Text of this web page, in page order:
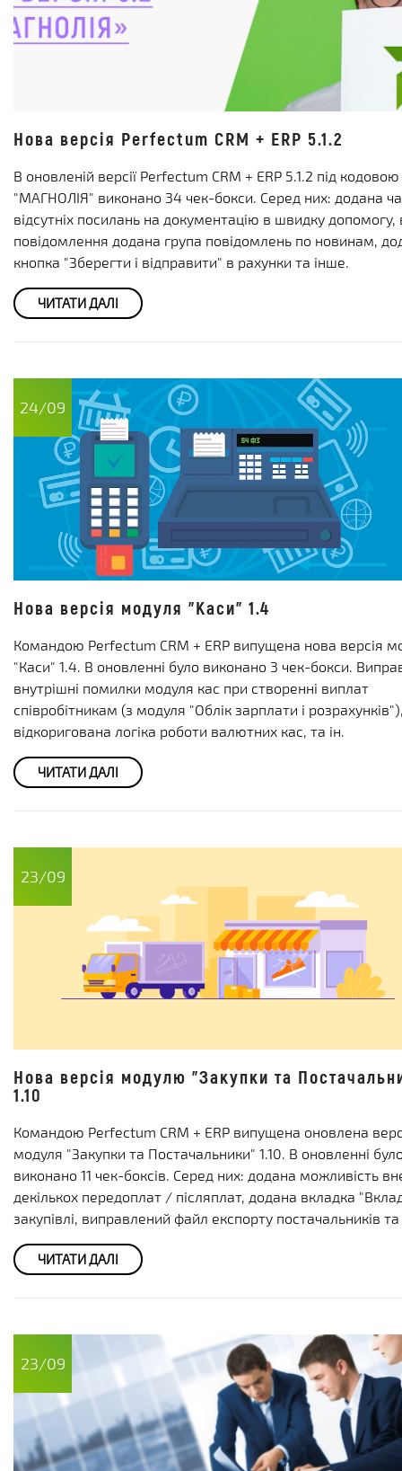
Нова версія Perfectum CRM + ERP 5.1.2
В оновленій версії Perfectum CRM + ERP 5.1.2 під
"МАГНОЛІЯ" виконано 34 чек-бокси. Серед них: додана
відсутніх посилань на документацію в швидку допомогу,
повідомлення додана група повідомлень по новинам,
кнопка "Зберегти і відправити" в рахунки та інше.
ЧИТАТИ ДАЛІ
24/09
Нова версія модуля "Каси" 1.4
Командою Perfectum CRM + ERP випущена нова версія
"Каси" 1.4. В оновленні було виконано 3 чек-бокси.
внутрішні помилки модуля кас при створенні виплат
співробітникам (з модуля "Облік зарплати і
відкоригована логіка роботи валютних кас, та ін.
ЧИТАТИ ДАЛІ
23/09
Нова версія модулю "Закупки та
1.10
Командою Perfectum CRM + ERP випущена оновлена
модуля "Закупки та Постачальники" 1.10. В оновленні
виконано 11 чек-боксів. Серед них: додана можливість
декількох передоплат / післяплат, додана вкладка
закупівлі, виправлений файл експорту постачальників та
ЧИТАТИ ДАЛІ
23/09